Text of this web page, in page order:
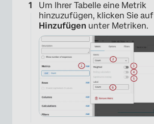
Um Ihrer Tabelle eine Metrik
hinzuzufügen, klicken Sie auf
Hinzufügen unter Metriken.